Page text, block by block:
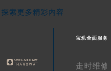
索更多精彩内容
宝玑全面服务
走时维修